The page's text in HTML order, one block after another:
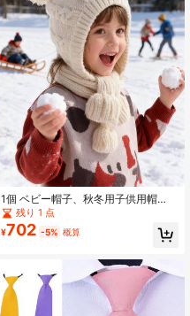
1個 ベビー帽子、秋冬用子供用帽
子、マフラー、男女兼用、二重層 厚
手 ウール製、防風、秋冬の旅行や着
用に適しています
残り 1 点
¥702 -5% 概算